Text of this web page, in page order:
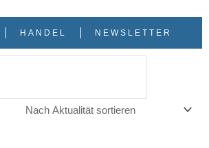
HANDEL NEWSLETTER